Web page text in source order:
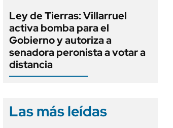
Ley de Tierras: Villarruel
activa bomba para el
Gobierno y autoriza a
senadora peronista a votar a
distancia
Las más leídas